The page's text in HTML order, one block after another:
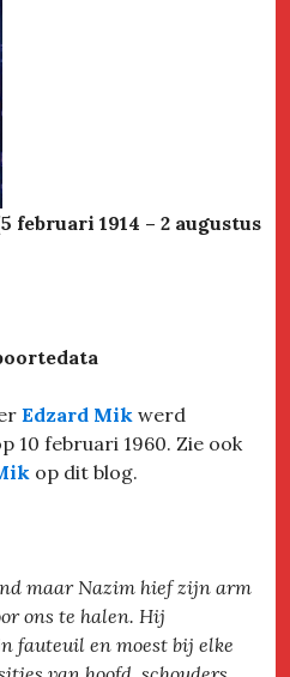
februari 1914 – 2 augustus
Edzard Mik werd
10 februari 1960. Zie ook
op dit blog.
maar Nazim hief zijn arm
ons te halen. Hij
fauteuil en moest bij elke